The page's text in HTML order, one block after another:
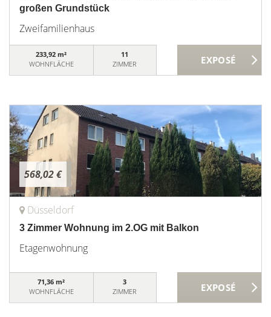
großen Grundstück
Zweifamilienhaus
233,92 m²
WOHNFLÄCHE
11
ZIMMER
568,02 €
Düsseldorf
3 Zimmer Wohnung im 2.OG mit Balkon
Etagenwohnung
71,36 m²
WOHNFLÄCHE
3
ZIMMER